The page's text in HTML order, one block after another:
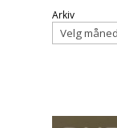
Arkiv